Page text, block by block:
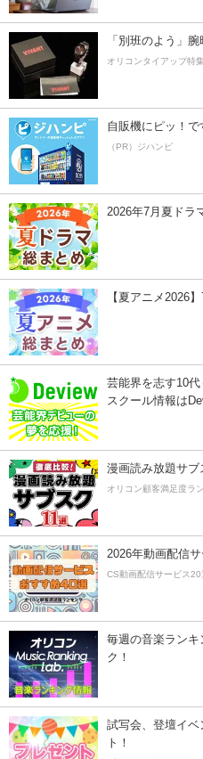
「別班のよう」
オリコンタイアップ特
自販機にピッ！で
（PR）ジハンピ
2026年7月夏ドラ
【夏アニメ2026
芸能界を志す10代
スクール情報は
漫画読み放題サブ
オリコン顧客満足度ラ
2026年動画配信
CS動画配信サービス20
毎週の音楽ランキ
ク！
試写会、登壇イ
ト！